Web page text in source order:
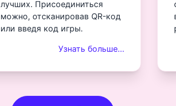
лучших. Присоединиться
можно, отсканировав QR-код
или введя код игры.
Узнать больше…